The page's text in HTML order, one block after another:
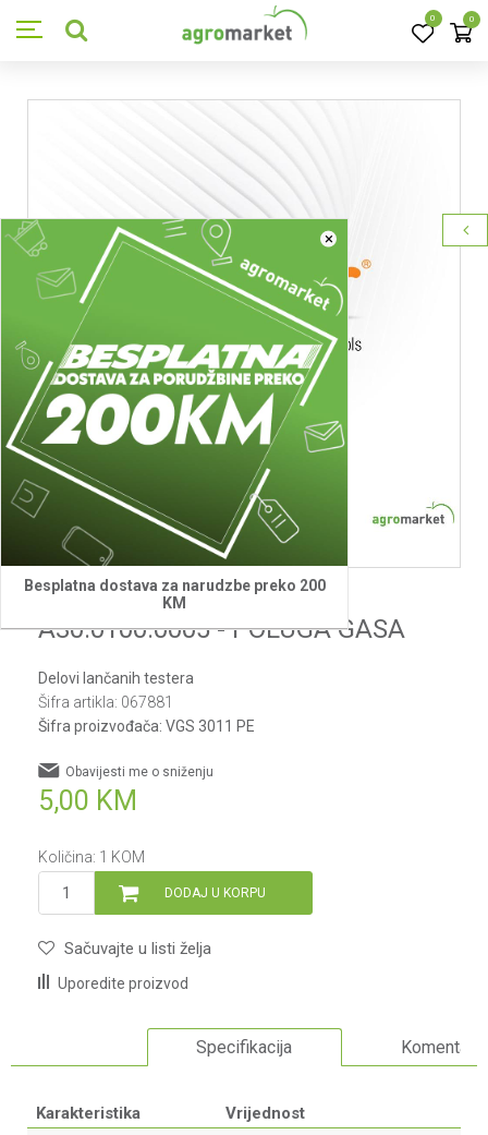
0 0
×
Besplatna dostava za narudzbe preko 200
KM
Villager
A30.0100.0005 - POLUGA GASA
Delovi lančanih testera
Šifra artikla: 067881
Šifra proizvođača: VGS 3011 PE
5,00 KM
Obavijesti me o sniženju
Količina: 1 KOM
DODAJ U KORPU
Sačuvajte u listi želja
Uporedite proizvod
Specifikacija Komentari
Karakteristika
Vrijednost